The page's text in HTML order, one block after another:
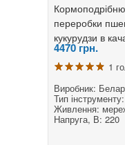
переробки
кукурудзи в
4470грн.
1
Виробник:
Тип
Живлення:
Напруга, В: 220